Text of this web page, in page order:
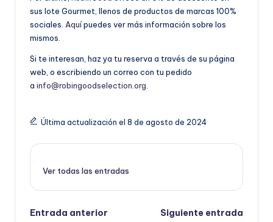
sus lote Gourmet, llenos de productos de marcas 100%
sociales. Aquípuedes ver más información sobre los
mismos.
Si te interesan, haz ya tu reserva a través de su página
web, o escribiendo un correo con tu pedido
a info@robingoodselection.org
Última actualización el 8 de agosto de 2024
Ver todas las entradas
Navegación
Entrada anterior
Siguiente entrada